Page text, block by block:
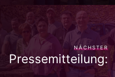
NÄCHSTER
Pressemitteilung: